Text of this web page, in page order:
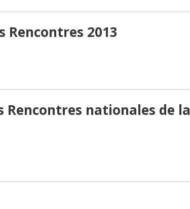
Rencontres 2013
Rencontres nationales de la